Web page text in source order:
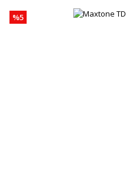
%5